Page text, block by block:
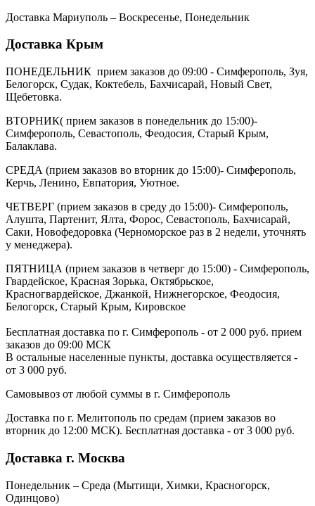
Доставка Мариуполь – Воскресенье, Понедельник
Доставка Крым
ПОНЕДЕЛЬНИК прием заказов до 09:00 - Симферополь, Зуя,
Белогорск, Судак, Коктебель, Бахчисарай, Новый Свет,
Щебетовка.
ВТОРНИК( прием заказов в понедельник до 15:00)-
Симферополь, Севастополь, Феодосия, Старый Крым,
Балаклава.
СРЕДА (прием заказов во вторник до 15:00)- Симферополь,
Керчь, Ленино, Евпатория, Уютное.
ЧЕТВЕРГ (прием заказов в среду до 15:00)- Симферополь,
Алушта, Партенит, Ялта, Форос, Севастополь, Бахчисарай,
Саки, Новофедоровка (Черноморское раз в 2 недели, уточнять
у менеджера).
ПЯТНИЦА (прием заказов в четверг до 15:00) - Симферополь,
Гвардейское, Красная Зорька, Октябрьское,
Красногвардейское, Джанкой, Нижнегорское, Феодосия,
Белогорск, Старый Крым, Кировское
Бесплатная доставка по г. Симферополь - от 2 000 руб. прием
заказов до 09:00 МСК
В остальные населенные пункты, доставка осуществляется -
от 3 000 руб.
Самовывоз от любой суммы в г. Симферополь
Доставка по г. Мелитополь по средам (прием заказов во
вторник до 12:00 МСК). Бесплатная доставка - от 3 000 руб.
Доставка г. Москва
Понедельник – Среда (Мытищи, Химки, Красногорск,
Одинцово)